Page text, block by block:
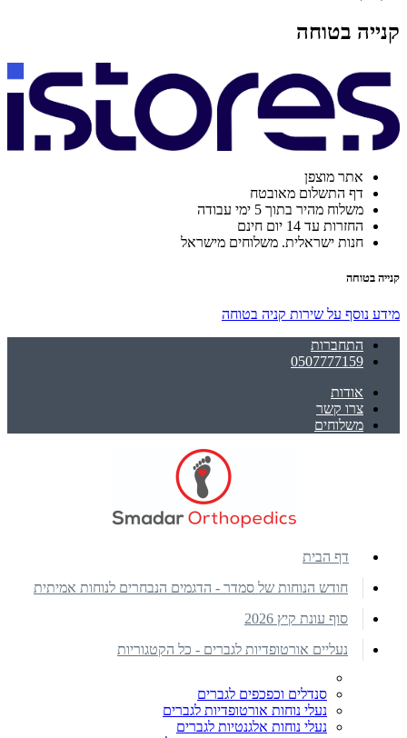
קנייה בטוחה
אתר מוצפן
דף התשלום מאובטח
משלוח מהיר בתוך 5 ימי עבודה
החזרות עד 14 יום חינם
חנות ישראלית. משלוחים מישראל
קנייה בטוחה
מידע נוסף על שירות קניה בטוחה
התחברות
0507777159
אודות
צרו קשר
משלוחים
דף הבית
חודש הנוחות של סמדר - הדגמים הנבחרים לנוחות אמיתית
סוף עונת קיץ 2026
נעליים אורטופדיות לגברים - כל הקטגוריות
סנדלים וכפכפים לגברים
נעלי נוחות אורטופדיות לגברים
נעלי נוחות אלגנטיות לגברים